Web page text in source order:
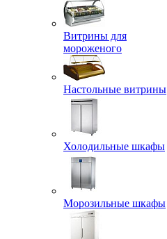
Витрины для
мороженого
Настольные витрины
Холодильные шкафы
Морозильные шкафы